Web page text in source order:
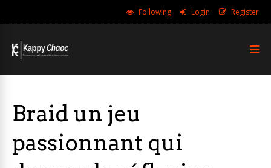
Following Login Register
Braid un jeu
passionnant qui